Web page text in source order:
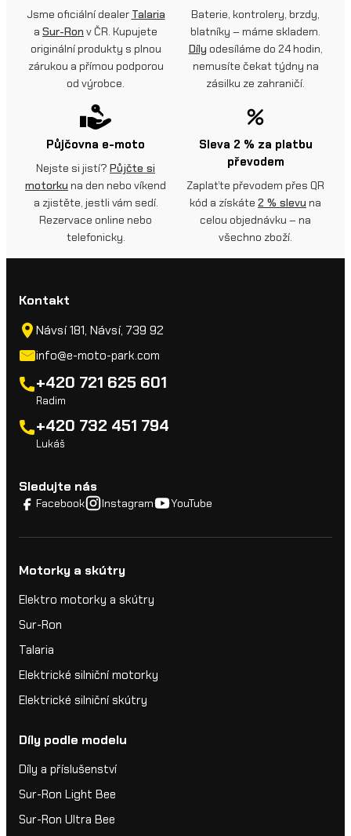
Jsme oficiální dealer Talaria
a Sur-Ron v ČR. Kupujete
originální produkty s plnou
zárukou a přímou podporou
od výrobce.
Baterie, kontrolery, brzdy,
blatníky – máme skladem.
Díly odesíláme do 24 hodin,
nemusíte čekat týdny na
zásilku ze zahraničí.
Půjčovna e-moto
Nejste si jistí? Půjčte si
motorku na den nebo víkend
a zjistěte, jestli vám sedí.
Rezervace online nebo
telefonicky.
Sleva 2 % za platbu
převodem
Zaplaťte převodem přes QR
kód a získáte 2 % slevu na
celou objednávku – na
všechno zboží.
Kontakt
Návsí 181, Návsí, 739 92
info@e-moto-park.com
+420 721 625 601
Radim
+420 732 451 794
Lukáš
Sledujte nás
Facebook Instagram YouTube
Motorky a skútry
Elektro motorky a skútry
Sur-Ron
Talaria
Elektrické silniční motorky
Elektrické silniční skútry
Díly podle modelu
Díly a příslušenství
Sur-Ron Light Bee
Sur-Ron Ultra Bee